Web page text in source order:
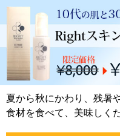
夏から秋にかわり、残暑
食材を食べて、美味しく